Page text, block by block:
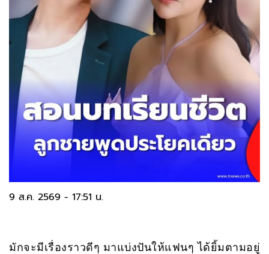
9 ส.ค. 2569 - 17:51 น.
มักจะมีเรื่องราวดีๆ มาแบ่งปันให้แฟนๆ ได้ยิ้มตามอยู่